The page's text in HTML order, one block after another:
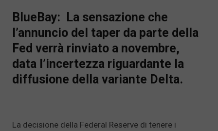
BlueBay: La sensazione che
l’annuncio del taper da parte della
Fed verrà rinviato a novembre,
data l’incertezza riguardante la
diffusione della variante Delta.
La decisione della Federal Reserve di tenere i